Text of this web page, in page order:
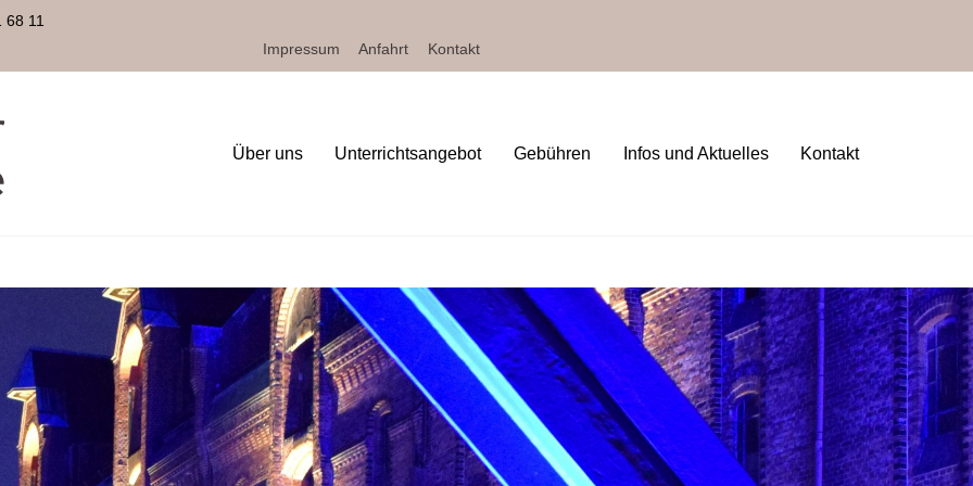
68 11
Impressum
Anfahrt Kontakt
Über uns Unterrichtsangebot Gebühren Infos und Aktuelles Kontakt